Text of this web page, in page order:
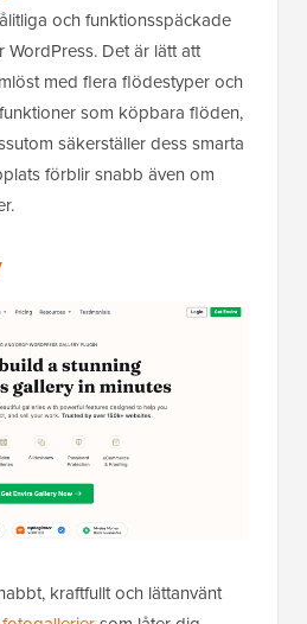
och funktionsspäckade
Det är lätt att
med flera flödestyper och
som köpbara flöden,
säkerställer dess smarta
förblir snabb även om
kraftfullt och lättanvänt